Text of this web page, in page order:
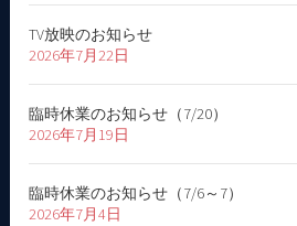
ン
TV放映のお知らせ
2026年7月22日
臨時休業のお知らせ（7/20）
2026年7月19日
臨時休業のお知らせ（7/6～7）
2026年7月4日